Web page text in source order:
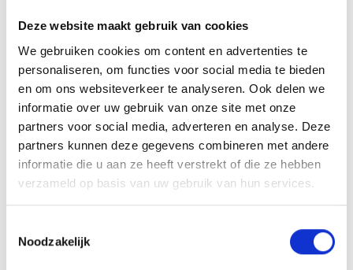
Deze website maakt gebruik van cookies
We gebruiken cookies om content en advertenties te
personaliseren, om functies voor social media te bieden
en om ons websiteverkeer te analyseren. Ook delen we
informatie over uw gebruik van onze site met onze
partners voor social media, adverteren en analyse. Deze
partners kunnen deze gegevens combineren met andere
informatie die u aan ze heeft verstrekt of die ze hebben
verzameld op basis van uw gebruik van hun services.
Noodzakelijk
Indien er interesse is om de tenues door Blauw Geel te laten
met Berriette van Wanrooij 06-30398732
TwitterFacebookWhatsApp
Blauw Geel’38/JUMBO 2 herpakt zich . . .!